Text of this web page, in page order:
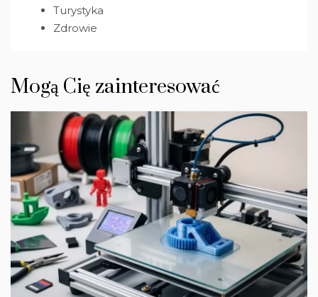
Turystyka
Zdrowie
Mogą Cię zainteresować